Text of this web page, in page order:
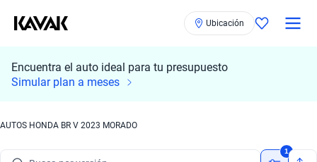
Ubicación
Encuentra el auto ideal para tu presupuesto
Simular plan a meses
AUTOS HONDA BR V 2023 MORADO
1